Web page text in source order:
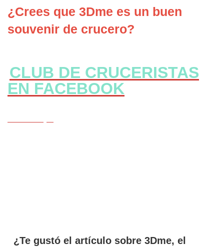
¿Crees que 3Dme es un buen
souvenir de crucero?
CLUB DE CRUCERISTAS
EN FACEBOOK
¿Te gustó el artículo sobre 3Dme, el